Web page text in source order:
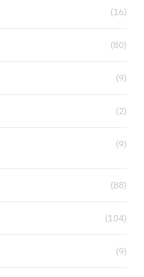
(16)
(80)
(9)
(2)
(9)
(88)
(104)
(9)